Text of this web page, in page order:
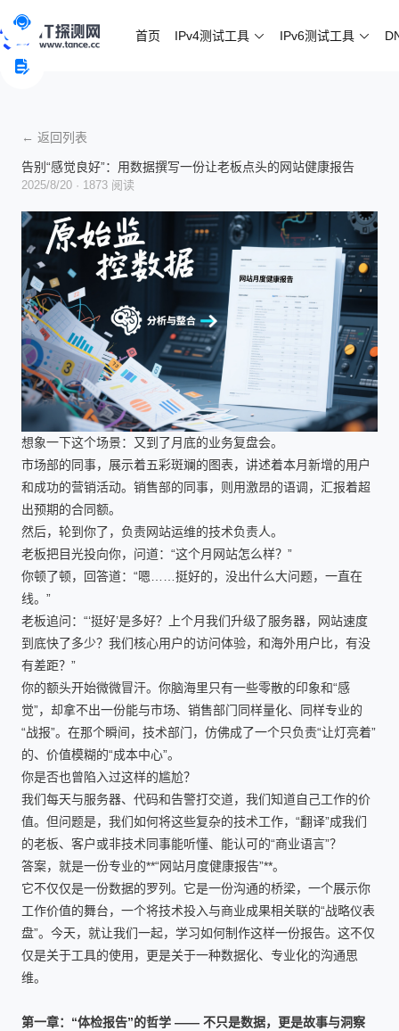
首页 IPv4测试工具 IPv6测试工具
← 返回列表
告别“感觉良好”：用数据撰写一份让老板点头的网站健康报告
2025/8/20 · 1873 阅读
想象一下这个场景：又到了月底的业务复盘会。
市场部的同事，展示着五彩斑斓的图表，讲述着本月新增的用户
和成功的营销活动。销售部的同事，则用激昂的语调，汇报着超
出预期的合同额。
然后，轮到你了，负责网站运维的技术负责人。
老板把目光投向你，问道：“这个月网站怎么样？”
你顿了顿，回答道：“嗯……挺好的，没出什么大问题，一直在
线。”
老板追问：“‘挺好’是多好？上个月我们升级了服务器，网站速度
到底快了多少？我们核心用户的访问体验，和海外用户比，有没
有差距？”
你的额头开始微微冒汗。你脑海里只有一些零散的印象和“感
觉”，却拿不出一份能与市场、销售部门同样量化、同样专业的
“战报”。在那个瞬间，技术部门，仿佛成了一个只负责“让灯亮着”
的、价值模糊的“成本中心”。
你是否也曾陷入过这样的尴尬？
我们每天与服务器、代码和告警打交道，我们知道自己工作的价
值。但问题是，我们如何将这些复杂的技术工作，“翻译”成我们
的老板、客户或非技术同事能听懂、能认可的“商业语言”？
答案，就是一份专业的**“网站月度健康报告”**。
它不仅仅是一份数据的罗列。它是一份沟通的桥梁，一个展示你
工作价值的舞台，一个将技术投入与商业成果相关联的“战略仪表
盘”。今天，就让我们一起，学习如何制作这样一份报告。这不仅
仅是关于工具的使用，更是关于一种数据化、专业化的沟通思
维。
第一章：“体检报告”的哲学 —— 不只是数据，更是故事与洞察